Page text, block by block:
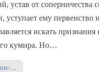
устав от соперничества
уступает ему первенство
искать
кумира. Но…